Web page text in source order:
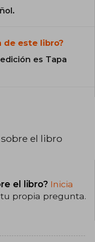
de este libro?
es Tapa
el libro
el libro? Inicia
propia pregunta.